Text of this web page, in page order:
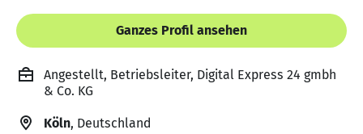
Ganzes Profil ansehen
Angestellt, Betriebsleiter, Digital Express 24 gmbh
& Co. KG
Köln, Deutschland